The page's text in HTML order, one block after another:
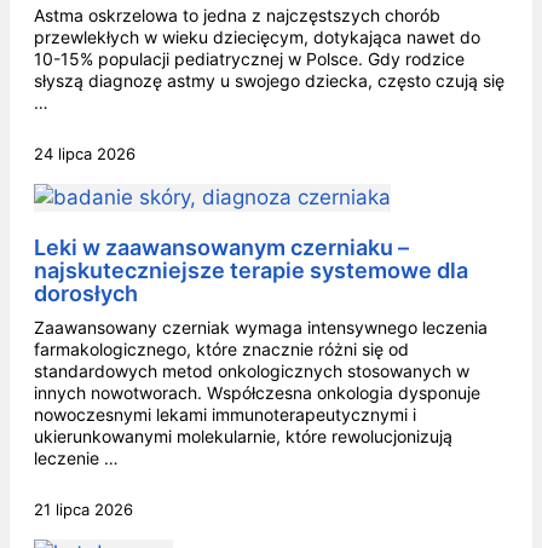
Astma oskrzelowa to jedna z najczęstszych chorób
przewlekłych w wieku dziecięcym, dotykająca nawet do
10-15% populacji pediatrycznej w Polsce. Gdy rodzice
słyszą diagnozę astmy u swojego dziecka, często czują się
…
24 lipca 2026
Leki w zaawansowanym czerniaku –
najskuteczniejsze terapie systemowe dla
dorosłych
Zaawansowany czerniak wymaga intensywnego leczenia
farmakologicznego, które znacznie różni się od
standardowych metod onkologicznych stosowanych w
innych nowotworach. Współczesna onkologia dysponuje
nowoczesnymi lekami immunoterapeutycznymi i
ukierunkowanymi molekularnie, które rewolucjonizują
leczenie …
21 lipca 2026